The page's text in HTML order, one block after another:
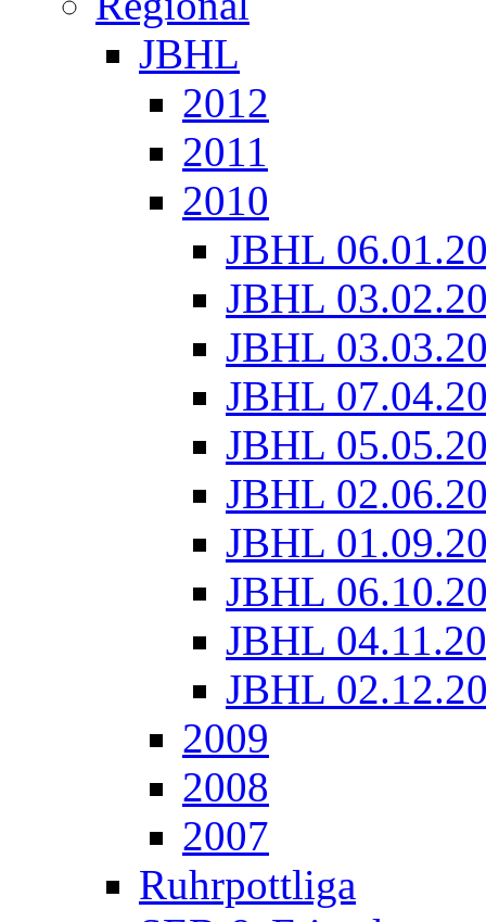
JBHL
2012
2011
2010
JBHL
JBHL
JBHL
JBHL
JBHL
JBHL
JBHL
JBHL
JBHL
JBHL
2009
2008
2007
Ruhrpottliga